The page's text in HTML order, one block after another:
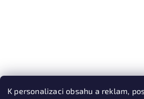
K personalizaci obsahu a reklam,